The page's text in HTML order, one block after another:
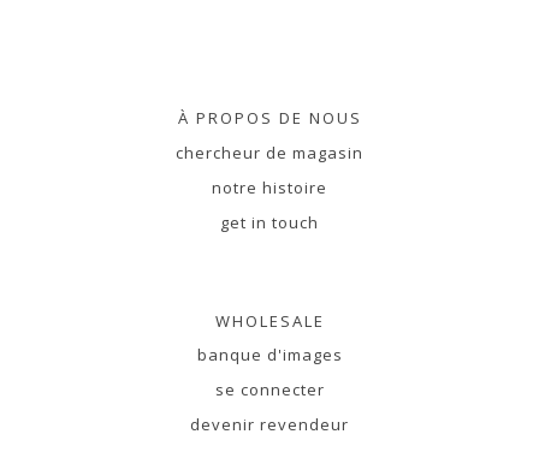
À PROPOS DE NOUS
chercheur de magasin
notre histoire
get in touch
WHOLESALE
banque d'images
se connecter
devenir revendeur